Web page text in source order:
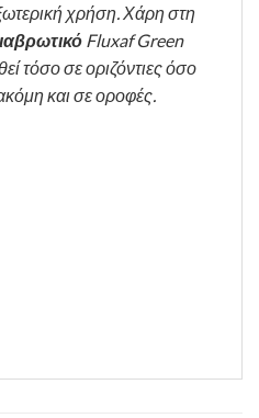
χρήση. Χάρη στη
Fluxaf Green
τόσο σε οριζόντιες όσο
και σε οροφές.